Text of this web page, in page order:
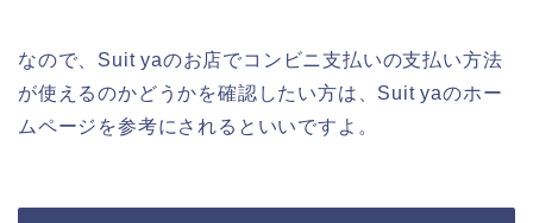
なので、Suit yaのお店でコンビニ支払いの支払い方法
が使えるのかどうかを確認したい方は、Suit yaのホー
ムページを参考にされるといいですよ。